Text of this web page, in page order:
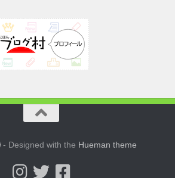
- Designed with the Hueman theme